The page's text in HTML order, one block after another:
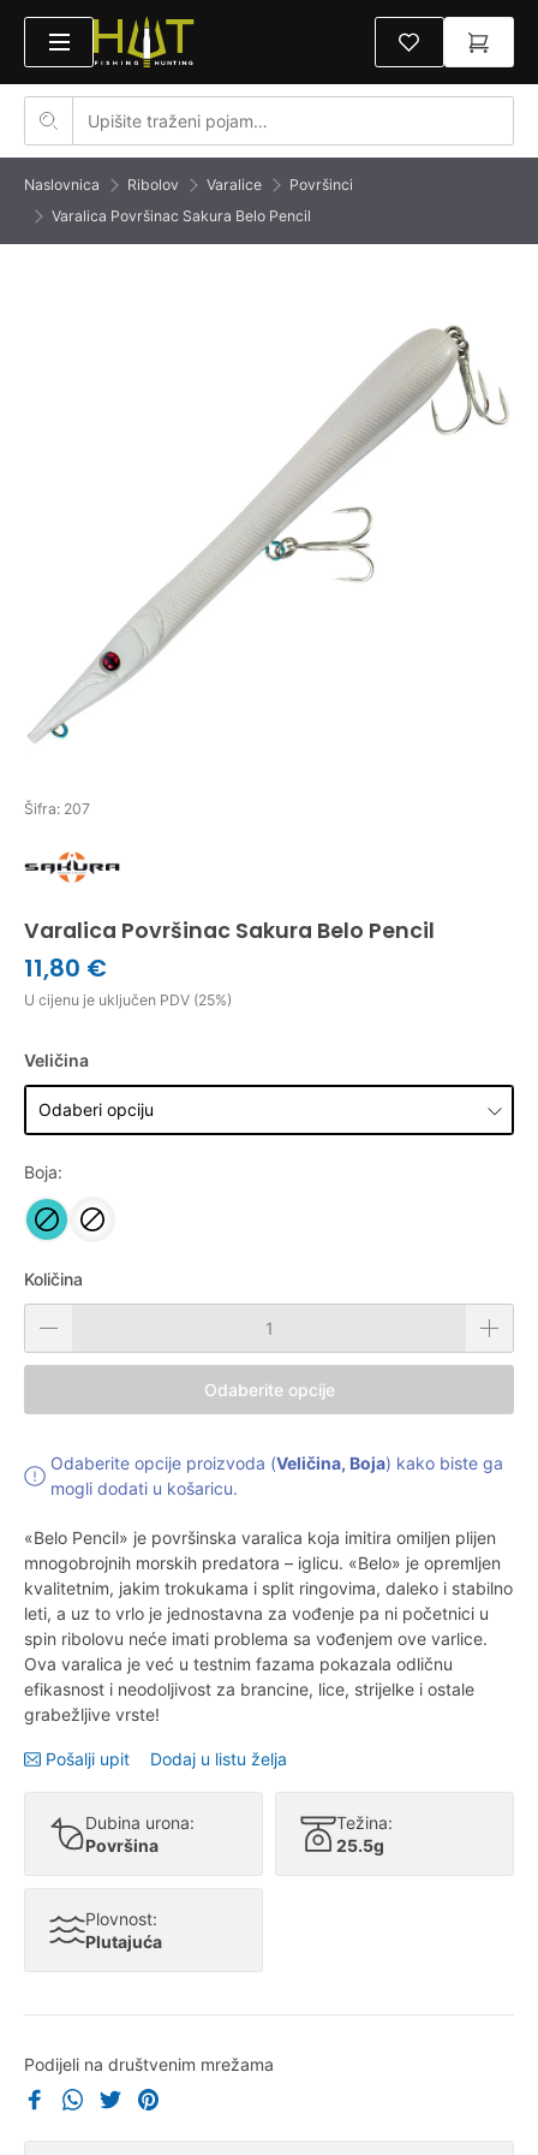
Naslovnica Ribolov Varalice
Površinci
Varalica Površinac Sakura Belo Pencil
Šifra: 207
Varalica Površinac Sakura Belo Pencil
11,80 €
U cijenu je uključen PDV (25%)
Veličina
Boja:
Količina
Odaberite opcije
Odaberite opcije proizvoda (Veličina, Boja) kako biste ga
mogli dodati u košaricu.
«Belo Pencil» je površinska varalica koja imitira omiljen plijen
mnogobrojnih morskih predatora – iglicu. «Belo» je opremljen
kvalitetnim, jakim trokukama i split ringovima, daleko i stabilno
leti, a uz to vrlo je jednostavna za vođenje pa ni početnici u
spin ribolovu neće imati problema sa vođenjem ove varlice.
Ova varalica je već u testnim fazama pokazala odličnu
efikasnost i neodoljivost za brancine, lice, strijelke i ostale
grabežljive vrste!
Pošalji upit Dodaj u listu želja
Dubina urona:
Površina
Težina:
25.5g
Plovnost:
Plutajuća
Podijeli na društvenim mrežama